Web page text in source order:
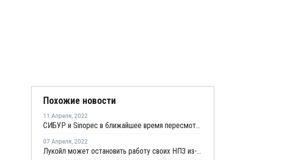
Похожие новости
11 Апреля, 2022
СИБУР и Sinopec в ближайшее время пересмотрят стратегию проекта Амурского ГХК
07 Апреля, 2022
Лукойл может остановить работу своих НПЗ из-за введения западных санкций